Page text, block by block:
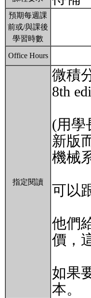
預期每週課
前或/與課後
學習時數
Office Hours
指定閱讀
微積
8th
​(用學
新版
機械
可以
他們
價，
如果
本。